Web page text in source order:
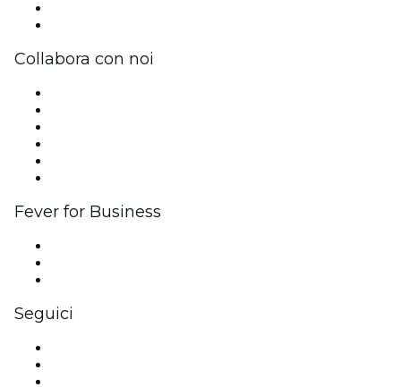
Collabora con noi
Fever for Business
Seguici